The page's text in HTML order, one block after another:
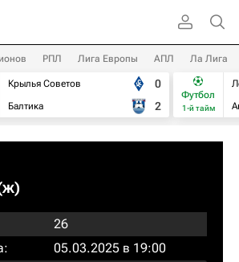
РПЛ Лига Европы АПЛ Ла Лига
Крылья Советов
Балтика
0
2
Футбол
1-й тайм
26
05.03.2025 в 19:00